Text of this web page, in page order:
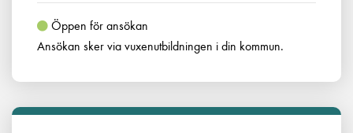
Öppen för ansökan
Ansökan sker via vuxenutbildningen i din kommun.